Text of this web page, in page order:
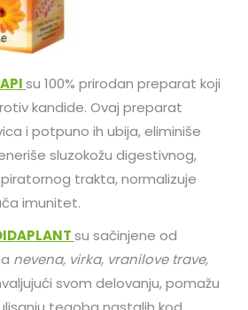
su 100% prirodan preparat koji
kandide. Ovaj preparat
i potpuno ih ubija, eliminiše
sluzokožu digestivnog,
trakta, normalizuje
imunitet.
su sačinjene od
nevena, virka, vranilove trave,
svom delovanju, pomažu